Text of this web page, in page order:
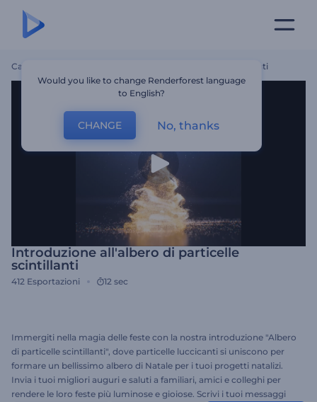
Casa Introduzione All'albero Di Particelle Scintillanti
Introduzione all'albero di particelle
scintillanti
412 Esportazioni 12 sec
Immergiti nella magia delle feste con la nostra introduzione "Albero
di particelle scintillanti", dove particelle luccicanti si uniscono per
formare un bellissimo albero di Natale per i tuoi progetti natalizi.
Invia i tuoi migliori auguri e saluti a familiari, amici e colleghi per
rendere le loro feste più luminose e gioiose. Scrivi i tuoi messaggi
Would you like to change Renderforest language
to English?
CHANGE No, thanks